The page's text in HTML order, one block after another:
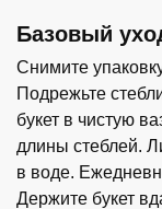
Базовый
Снимите
Подрежьте
букет в чистую
длины стеблей.
в воде.
Держите букет